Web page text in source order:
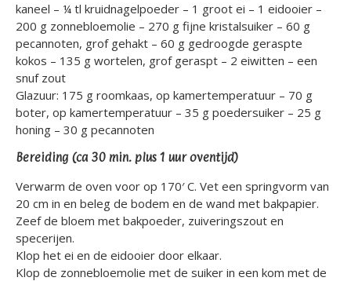
kaneel – ¼ tl kruidnagelpoeder – 1 groot ei – 1 eidooier –
200 g zonnebloemolie – 270 g fijne kristalsuiker – 60 g
pecannoten, grof gehakt – 60 g gedroogde geraspte
kokos – 135 g wortelen, grof geraspt – 2 eiwitten – een
snuf zout
Glazuur: 175 g roomkaas, op kamertemperatuur – 70 g
boter, op kamertemperatuur – 35 g poedersuiker – 25 g
honing – 30 g pecannoten
Bereiding (ca 30 min. plus 1 uur oventijd)
Verwarm de oven voor op 170′ C. Vet een springvorm van
20 cm in en beleg de bodem en de wand met bakpapier.
Zeef de bloem met bakpoeder, zuiveringszout en
specerijen.
Klop het ei en de eidooier door elkaar.
Klop de zonnebloemolie met de suiker in een kom met de